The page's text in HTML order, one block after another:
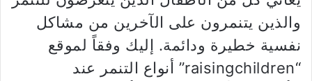
والذين يتنمرون على الآخرين من مشاكل
نفسية خطيرة ودائمة. إليك وفقاً لموقع
“raisingchildren” أنواع التنمر عند